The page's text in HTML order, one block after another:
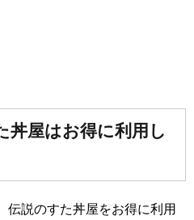
丼屋はお得に利用し
伝説のすた丼屋をお得に利用